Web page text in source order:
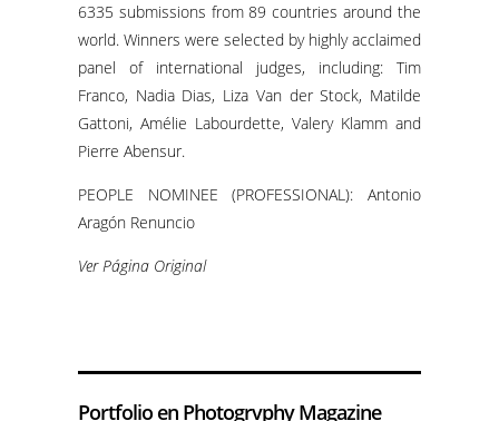
6335 submissions from 89 countries around the
world. Winners were selected by highly acclaimed
panel of international judges, including: Tim
Franco, Nadia Dias, Liza Van der Stock, Matilde
Gattoni, Amélie Labourdette, Valery Klamm and
Pierre Abensur.
PEOPLE NOMINEE (PROFESSIONAL): Antonio
Aragón Renuncio
Ver Página Original
Portfolio en Photogrvphy Magazine